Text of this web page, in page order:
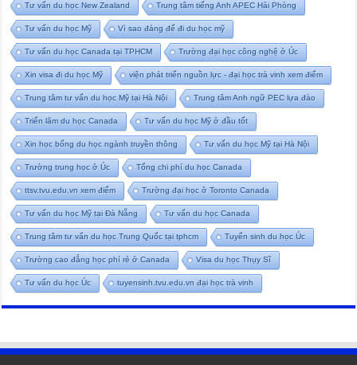
Tư vấn du học New Zealand Trung tâm tiếng Anh APEC Hải Phòng
Tư vấn du học Mỹ Vì sao đáng để đi du học mỹ
Tư vấn du học Canada tại TPHCM Trường đại học công nghệ ở Úc
Xin visa đi du học Mỹ viện phát triển nguồn lực - đại học trà vinh xem điểm
Trung tâm tư vấn du học Mỹ tại Hà Nội Trung tâm Anh ngữ PEC lựa đào
Triển lãm du học Canada Tư vấn du học Mỹ ở đầu tốt
Xin học bổng du học ngành truyền thông Tư vấn du học Mỹ tại Hà Nội
Trường trung học ở Úc Tổng chi phí du học Canada
ttsv.tvu.edu.vn xem điểm Trường đại học ở Toronto Canada
Tư vấn du học Mỹ tại Đà Nẵng Tư vấn du học Canada
Trung tâm tư vấn du học Trung Quốc tại tphcm Tuyển sinh du học Úc
Trường cao đẳng học phí rẻ ở Canada Visa du học Thụy Sĩ
Tư vấn du học Úc tuyensinh.tvu.edu.vn đại học trà vinh